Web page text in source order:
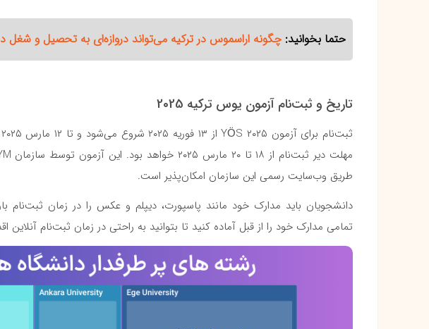
حتما بخوانید: چگونه اراسموس در ترکیه می‌تواند دروازه‌ای به تحصیل و شغل
تاریخ و ثبت‌نام آزمون یوس ترکیه 2025
طریق وب‌سایت رسمی این سازمان امکان‌پذیر است.
دانشجویان باید مدارک خود مانند پاسپورت، دیپلم و عکس را در زمان ثبت‌نام
تمامی مدارک خود را از قبل آماده کنید تا بتوانید به راحتی در زمان ثبت‌نام آنلاین